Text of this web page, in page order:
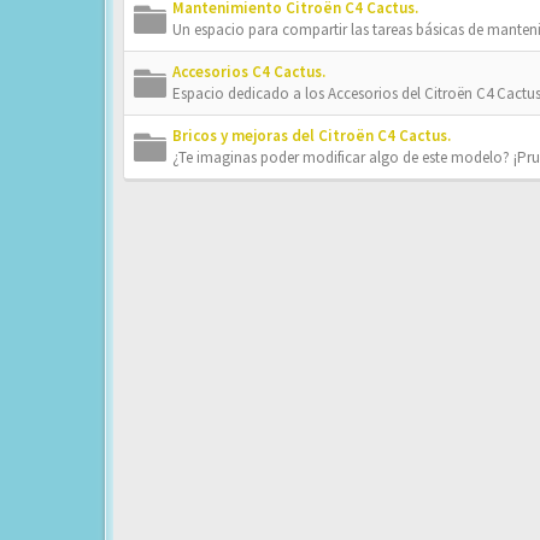
Mantenimiento Citroën C4 Cactus.
Un espacio para compartir las tareas básicas de
Accesorios C4 Cactus.
Espacio dedicado a los Accesorios del Citroën C4
Bricos y mejoras del Citroën C4 Cactus.
¿Te imaginas poder modificar algo de este modelo?